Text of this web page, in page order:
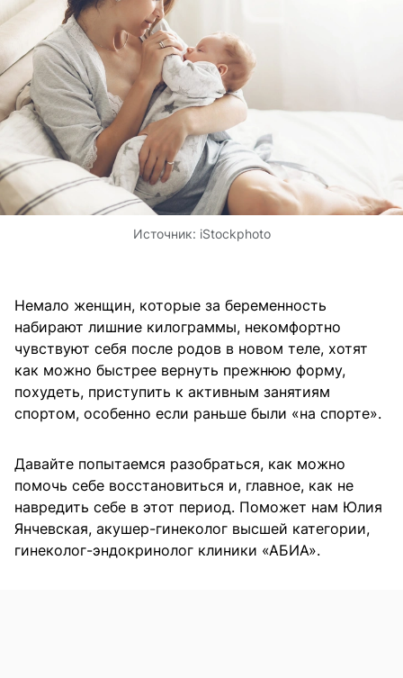
Источник: iStockphoto
Немало женщин, которые за беременность
набирают лишние килограммы, некомфортно
чувствуют себя после родов в новом теле, хотят
как можно быстрее вернуть прежнюю форму,
похудеть, приступить к активным занятиям
спортом, особенно если раньше были «на спорте».
Давайте попытаемся разобраться, как можно
помочь себе восстановиться и, главное, как не
навредить себе в этот период. Поможет нам Юлия
Янчевская, акушер-гинеколог высшей категории,
гинеколог-эндокринолог клиники «АБИА».